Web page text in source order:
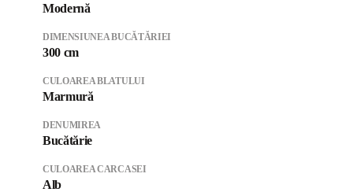
Modernă
DIMENSIUNEA BUCĂTĂRIEI
300 cm
CULOAREA BLATULUI
Marmură
DENUMIREA
Bucătărie
CULOAREA CARCASEI
Alb